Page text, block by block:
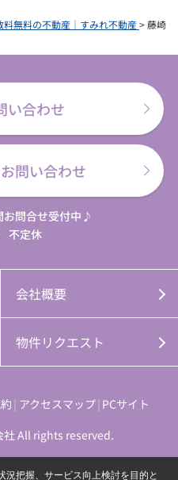
料無料の不動産｜すみれ不動産>藤崎
い合わせ
問い合わせ
お問合せ受付中♪
不定休
会社概要
物件リクエスト
アクセスマップ PCサイト
社 All rights reserved.
況把握、サービス向上検討を目的と